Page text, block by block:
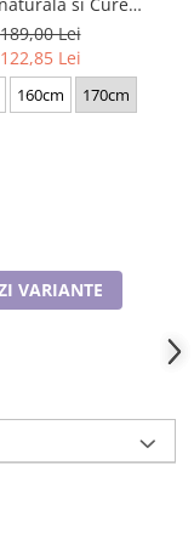
si Curea
neagra, serie
battal, A702-
4.M_1123
189,00 Lei
122,85 Lei
160cm 170cm
VARIANTE